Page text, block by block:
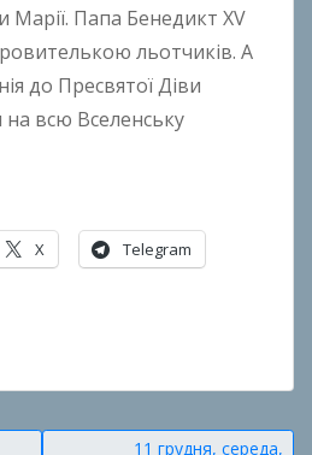
o
Марії. Папа Бенедикт XV
льотчиків. А
до Пресвятої Діви
всю Вселенську
X Telegram
11 грудня, середа,